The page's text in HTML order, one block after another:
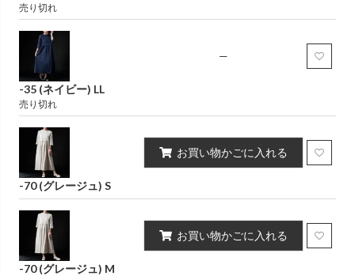
売り切れ
-35 (ネイビー) LL
売り切れ
—
-70 (グレージュ) S
お買い物かごに入れる
-70 (グレージュ) M
お買い物かごに入れる